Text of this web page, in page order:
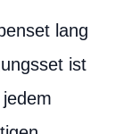
lang
ist